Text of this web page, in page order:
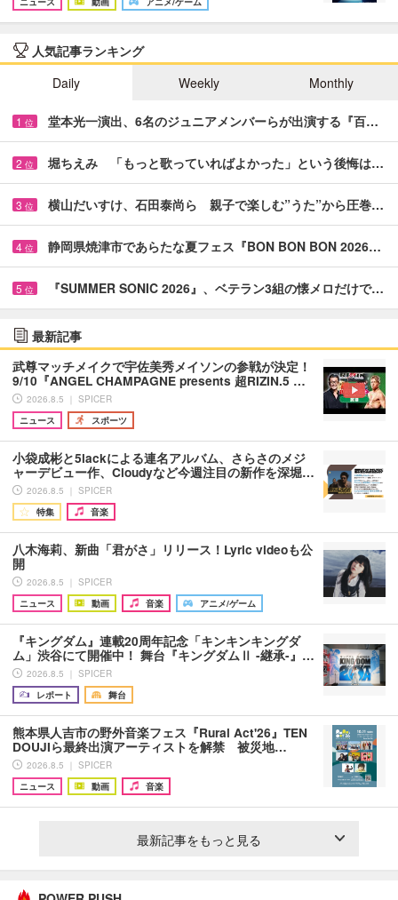
人気記事ランキング
Daily
Weekly Monthly
1 位 堂本光一演出、6名のジュニアメンバーらが出演する『百…
2 位 堀ちえみ 「もっと歌っていればよかった」という後悔は…
3 位 横山だいすけ、石田泰尚ら 親子で楽しむ”うた”から圧巻…
4 位 静岡県焼津市であらたな夏フェス『BON BON BON 2026…
5 位 『SUMMER SONIC 2026』、ベテラン3組の懐メロだけで…
最新記事
武尊マッチメイクで宇佐美秀メイソンの参戦が決定！
9/10『ANGEL CHAMPAGNE presents 超RIZIN.5 …
2026.8.5 ｜ SPICER
ニュース
スポーツ
小袋成彬と5lackによる連名アルバム、さらさのメジ
ャーデビュー作、Cloudyなど今週注目の新作を深堀…
2026.8.5 ｜ SPICER
特集
音楽
八木海莉、新曲「君がさ」リリース！Lyric videoも公
開
2026.8.5 ｜ SPICER
ニュース
動画 音楽 アニメ/ゲーム
『キングダム』連載20周年記念「キンキンキングダ
ム」渋谷にて開催中！ 舞台『キングダムⅡ -継承-』…
2026.8.5 ｜ SPICER
レポート
舞台
熊本県人吉市の野外音楽フェス『Rural Act'26』TEN
DOUJIら最終出演アーティストを解禁 被災地…
2026.8.5 ｜ SPICER
ニュース
動画 音楽
最新記事をもっと見る